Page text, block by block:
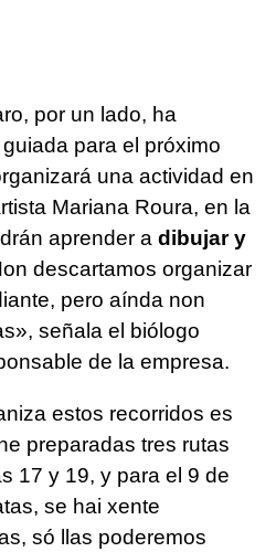
por un lado, ha
para el próximo
una actividad en
Mariana Roura, en la
aprender a dibujar y
descartamos organizar
pero aínda non
, señala el biólogo
de la empresa.
estos recorridos es
preparadas tres rutas
17 y 19, y para el 9 de
se hai xente
só llas poderemos